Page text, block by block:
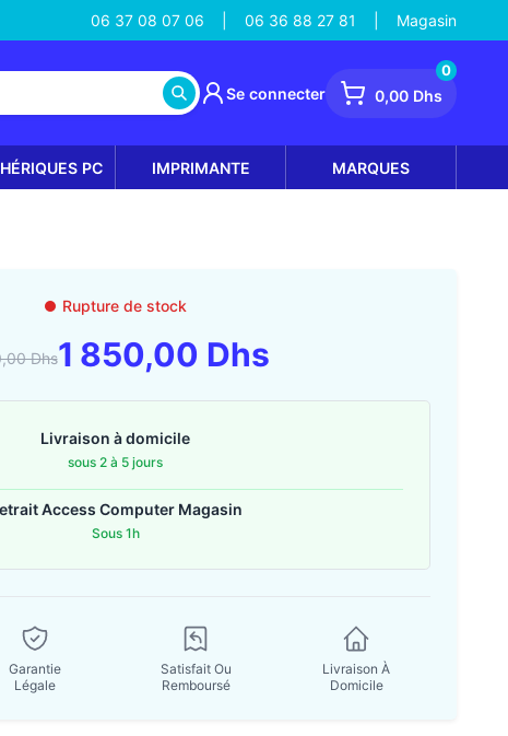
06 37 08 07 06 06 36 88 27 81 Magasin
Se connecter 0,00 Dhs
0
PC IMPRIMANTE MARQUES
Rupture de stock
Dhs1 850,00 Dhs
Livraison à domicile
sous 2 à 5 jours
Access Computer Magasin
Sous 1h
Garantie
Légale
Satisfait Ou
Remboursé
Livraison À
Domicile